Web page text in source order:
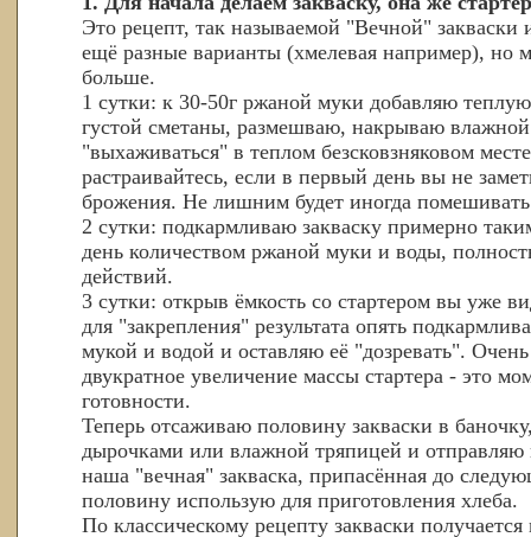
Это рецепт, так называемой "Вечной" закваски
ещё разные варианты (хмелевая например), но
больше.
1 сутки: к 30-50г ржаной муки добавляю
густой сметаны, размешваю, накрываю
"выхаживаться" в теплом безсковзняковом
растраивайтесь, если в первый день вы не
брожения. Не лишним будет иногда помешивать
2 сутки: подкармливаю закваску примерно
день количеством ржаной муки и воды,
действий.
3 сутки: открыв ёмкость со стартером вы уже
для "закрепления" результата опять
мукой и водой и оставляю её "дозревать".
двукратное увеличение массы стартера - это
готовности.
Теперь отсаживаю половину закваски в
дырочками или влажной тряпицей и отправляю
наша "вечная" закваска, припасённая до
половину использую для приготовления хлеба.
По классическому рецепту закваски